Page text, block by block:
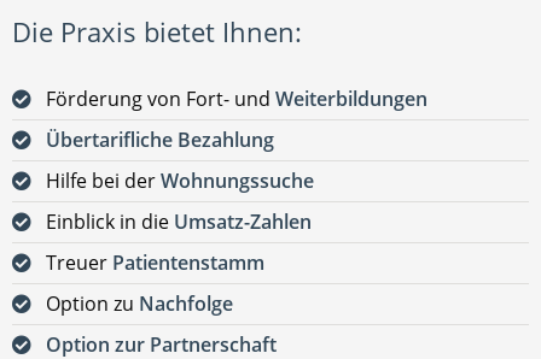
Die Praxis bietet Ihnen:
Förderung von Fort- und Weiterbildungen
Übertarifliche Bezahlung
Hilfe bei derWohnungssuche
Einblick in die Umsatz-Zahlen
Treuer Patientenstamm
Option zu Nachfolge
Option zur Partnerschaft